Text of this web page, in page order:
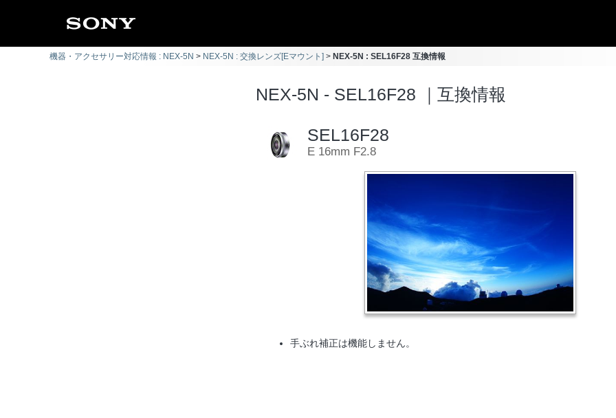
機器・アクセサリー対応情報 : NEX-5N NEX-5N : 交換レンズ[Eマウント] NEX-5N : SEL16F28 互換情報
NEX-5N - SEL16F28 ｜互換情報
SEL16F28
E 16mm F2.8
手ぶれ補正は機能しません。